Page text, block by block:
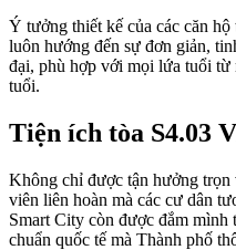
Ý tưởng thiết kế của các căn
luôn hướng đến sự đơn giản,
đại, phù hợp với mọi lứa tuổi
tuổi.
Tiện ích tòa S4.03
Không chỉ được tận hưởng
viên liên hoàn mà các cư dân
Smart City còn được đắm mình
chuẩn quốc tế mà Thành phố